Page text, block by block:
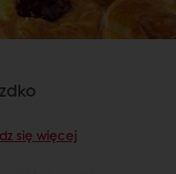
się więcej